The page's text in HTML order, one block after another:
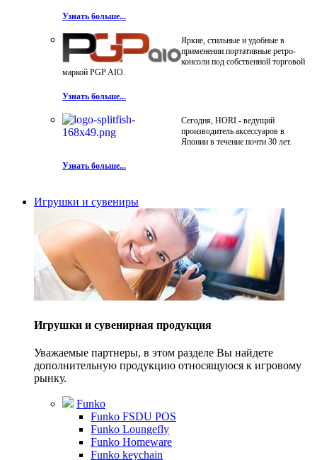
Узнать больше...
Яркие, стильные и удобные в
применении портативные ретро-
консоли под собственной торговой
маркой PGP AIO.
Узнать больше...
Сегодня, HORI - ведущий
производитель аксессуаров в
Японии в течение почти 30 лет.
Узнать больше...
Игрушки и сувениры
Игрушки и сувенирная продукция
Уважаемые партнеры, в этом разделе Вы найдете
дополнительную продукцию относящуюся к игровому
рынку.
Funko
Funko FSDU POS
Funko Loungefly
Funko Homeware
Funko keychain